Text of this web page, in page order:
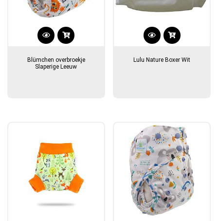
Blümchen overbroekje
Slaperige Leeuw
Lulu Nature Boxer Wit